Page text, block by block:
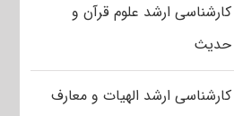
کارشناسی ارشد علوم قرآن و
حدیث
کارشناسی ارشد الهیات و معارف